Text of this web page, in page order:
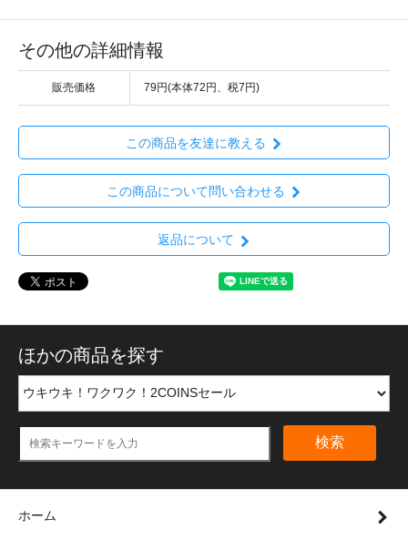
その他の詳細情報
販売価格 79円(本体72円、税7円)
この商品を友達に教える
この商品について問い合わせる
返品について
ほかの商品を探す
検索
ホーム